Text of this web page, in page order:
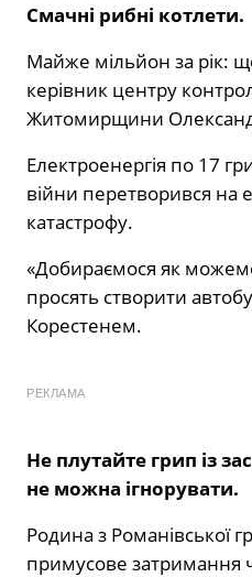
Смачні рибні котлети.
Майже мільйон за рік:
керівник центру
Житомирщини
Електроенергія по 17
війни перетворився на
катастрофу.
«Добираємося як
просять створити
Корестенем.
РЕКЛАМА
Не плутайте грип із
не можна ігнорувати.
Родина з Романівської
примусове затримання